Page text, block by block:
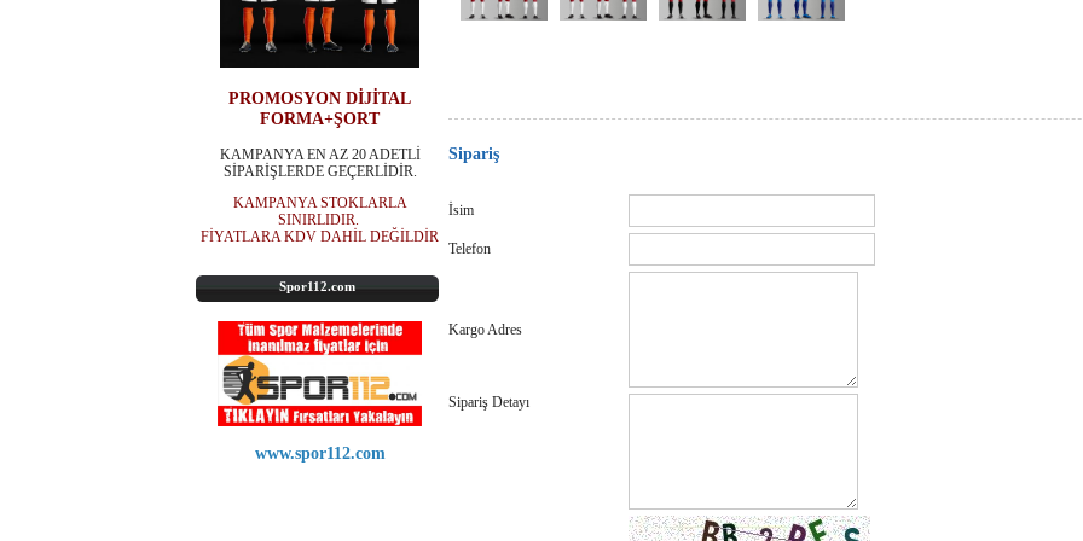
PROMOSYON DİJİTAL
FORMA+ŞORT
KAMPANYA EN AZ 20 ADETLİ
SİPARİŞLERDE GEÇERLİDİR.
KAMPANYA STOKLARLA
SINIRLIDIR.
FİYATLARA KDV DAHİL DEĞİLDİR
Spor112.com
www.spor112.com
Sipariş
İsim
Telefon
Kargo Adres
Sipariş Detayı